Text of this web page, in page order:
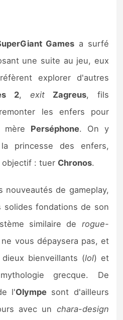
Games a surfé
une suite au jeu, eux
explorer d'autres
2, exit Zagreus, fils
les enfers pour
mère Perséphone. On y
princesse des enfers,
objectif : tuer Chronos.
nouveautés de gameplay,
solides fondations de son
similaire de rogue-
vous dépaysera pas, et
bienveillants (lol) et
grecque. De
l'Olympe sont d'ailleurs
avec un chara-design